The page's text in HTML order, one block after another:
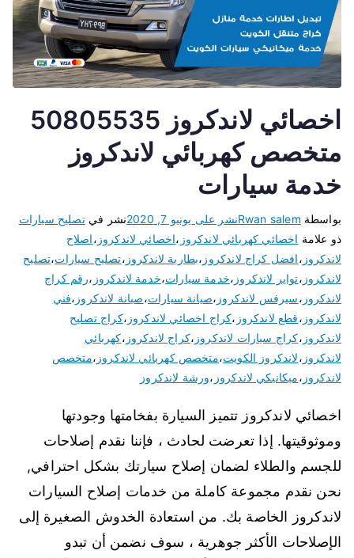
اخصائي لاندكروز 50805535
متخصص كهربائي لاندكروز
خدمة سيارات
بواسطة Rwan salemنشر على يونيو 7, 2020 نشر فيتصليح سيارات
ذو علامة اخصائي كهربائي لاندكروز ،اخصائي لاندكروز ،اصلاح
لاندكروز ،افضل كراج لاندكروز ،بطارية لاندكروز ،تصليح سيارات،تصليح
لاندكروز ،تواير لاندكروز ،خدمة سيارات،خدمة لاندكروز ،رقم كراج
لاندكروز ،سيرفس لاندكروز ،صيانة سيارات،صيانة لاندكروز ،فني
لاندكروز ،قطع لاندكروز ،كراج اخصائي لاندكروز ،كراج تصليح
لاندكروز ،كراج سيارات لاندكروز ،كراج لاندكروز ،كهربائي
لاندكروز ،لاندكروز الكويت،متخصص كهربائي لاندكروز ،متخصص
لاندكروز ،ميكانيكي لاندكروز ،ورشة لاندكروز
اخصائي لاندكروز تتميز السيارة بفخامتها وجودتها
وموثوقيتها. إذا تعرضت لحادث ، فإننا نقدم إصلاحات
للجسم والطلاء لضمان إصلاح سيارتك بشكل احترافي,
نحن نقدم مجموعة كاملة من خدمات إصلاح السيارات
لاندكروز الخاصة بك. من استعادة الخدوش الصغيرة إلى
الإصلاحات الأكثر جوهرية ، سوف نضمن أن تبدو